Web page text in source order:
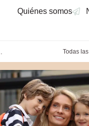
Quiénes somos
Todas